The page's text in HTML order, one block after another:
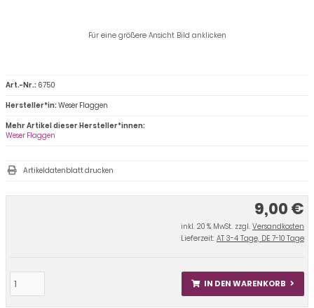
Für eine größere Ansicht Bild anklicken
9,00 €
inkl. 20 % MwSt. zzgl. Versandkosten
Lieferzeit: AT 3-4 Tage, DE 7-10 Tage
IN DEN WARENKORB
Art.-Nr.: 6750
Hersteller*in:Weser Flaggen
Mehr Artikel dieser Hersteller*innen:
Weser Flaggen
Artikeldatenblatt drucken